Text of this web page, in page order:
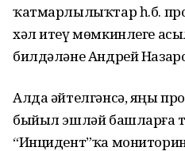
ҡатмарлылыҡтар һ.б.
хәл итеү мөмкинлеге
билдәләне Андрей
Алда әйтелгәнсә, яңы
быйыл эшләй башларға
“Инцидент”ҡа